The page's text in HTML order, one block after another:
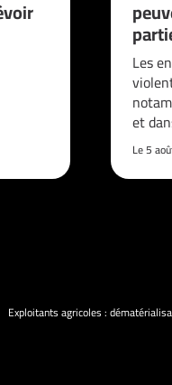
Les
et
Le 5
Exploitants agricoles :